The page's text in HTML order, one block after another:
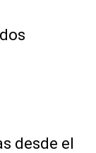
desde el